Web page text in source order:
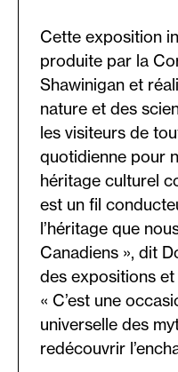
Cette exposition
produite par la
Shawinigan et
nature et des
les visiteurs de
quotidienne pour
héritage culturel
est un fil
l’héritage que
Canadiens », dit
des expositions et
« C’est une
universelle des
redécouvrir